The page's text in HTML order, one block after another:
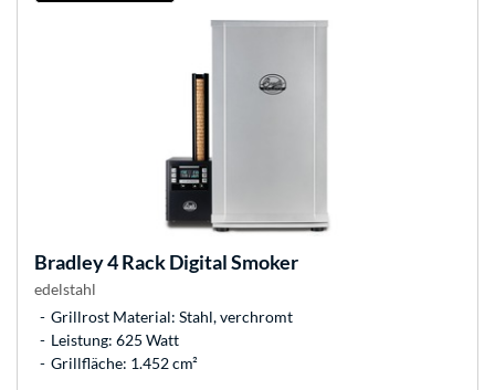
Bradley4 Rack Digital Smoker
edelstahl
Grillrost Material: Stahl, verchromt
Leistung: 625 Watt
Grillfläche: 1.452 cm²